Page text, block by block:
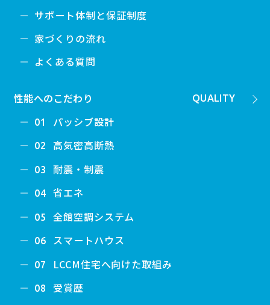
サポート体制と保証制度
家づくりの流れ
よくある質問
QUALITY
性能へのこだわり
01 パッシブ設計
02 高気密高断熱
03 耐震・制震
04 省エネ
05 全館空調システム
06 スマートハウス
07 LCCM住宅へ向けた取組み
08 受賞歴